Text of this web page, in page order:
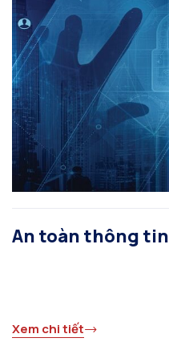
An toàn thông tin
Xem chi tiết